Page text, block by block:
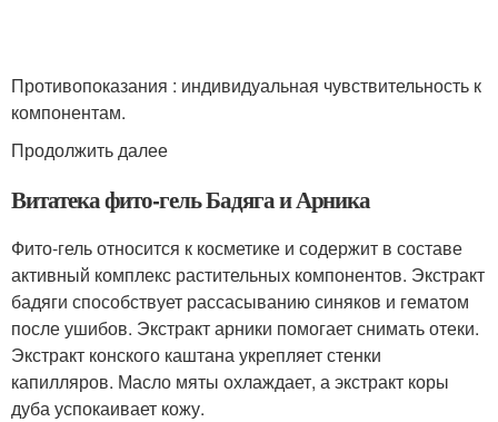
Противопоказания : индивидуальная чувствительность к
компонентам.
Продолжить далее
Витатека фито-гель Бадяга и Арника
Фито-гель относится к косметике и содержит в составе
активный комплекс растительных компонентов. Экстракт
бадяги способствует рассасыванию синяков и гематом
после ушибов. Экстракт арники помогает снимать отеки.
Экстракт конского каштана укрепляет стенки
капилляров. Масло мяты охлаждает, а экстракт коры
дуба успокаивает кожу.